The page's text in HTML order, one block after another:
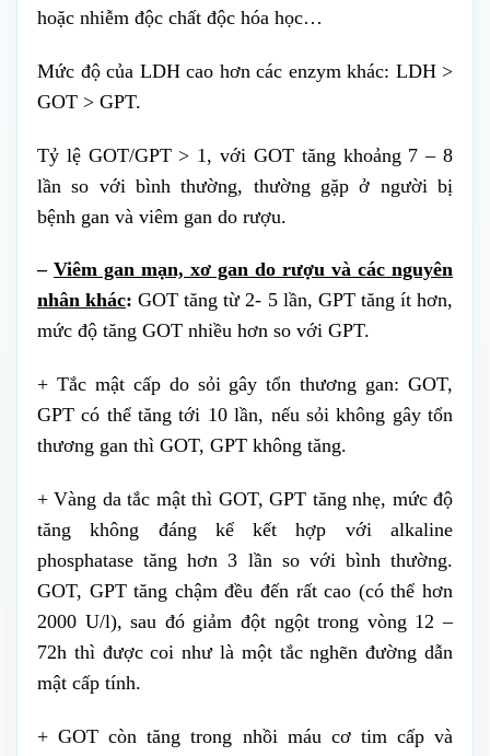
hoặc nhiễm độc chất độc hóa học…
Mức độ của LDH cao hơn các enzym khác: LDH >
GOT > GPT.
Tỷ lệ GOT/GPT > 1, với GOT tăng khoảng 7 – 8
lần so với bình thường, thường gặp ở người bị
bệnh gan và viêm gan do rượu.
– Viêm gan mạn, xơ gan do rượu và các nguyên
nhân khác:GOT tăng từ 2- 5 lần, GPT tăng ít hơn,
mức độ tăng GOT nhiều hơn so với GPT.
+ Tắc mật cấp do sỏi gây tổn thương gan: GOT,
GPT có thể tăng tới 10 lần, nếu sỏi không gây tổn
thương gan thì GOT, GPT không tăng.
+ Vàng da tắc mật thì GOT, GPT tăng nhẹ, mức độ
tăng không đáng kể kết hợp với alkaline
phosphatase tăng hơn 3 lần so với bình thường.
GOT, GPT tăng chậm đều đến rất cao (có thể hơn
2000 U/l), sau đó giảm đột ngột trong vòng 12 –
72h thì được coi như là một tắc nghẽn đường dẫn
mật cấp tính.
+ GOT còn tăng trong nhồi máu cơ tim cấp và